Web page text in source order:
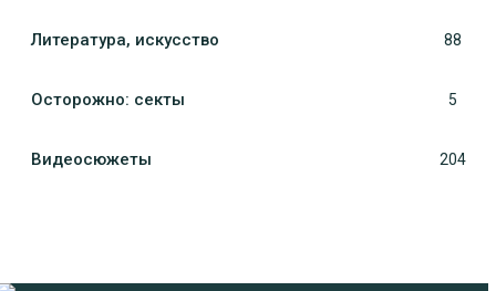
Литература, искуcство 88
Осторожно: секты 5
Видеосюжеты 204